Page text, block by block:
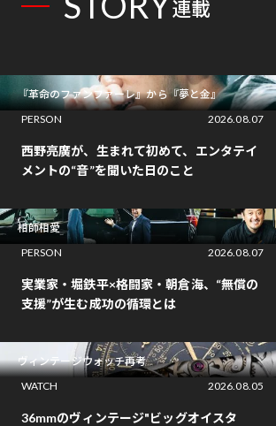
連載
『革命のファンファーレ』から『夢と金』
PERSON
2026.08.07
西野亮廣が、生まれて初めて、エンタテイ
メントの“音”を聞いた日のこと
相師相愛
PERSON
2026.08.07
実業家・堀鉄平×格闘家・朝倉海、“無償の
支援”が生む成功の循環とは
ヴィンテージウォッチ再考
WATCH
2026.08.05
36mmのヴィンテージ"ビッグオイスタ